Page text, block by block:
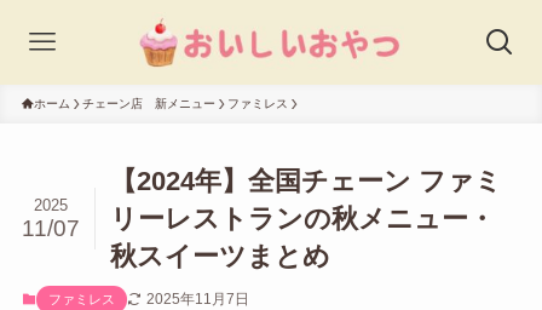
ホーム チェーン店 新メニュー ファミレス
【2024年】全国チェーン ファミ
リーレストランの秋メニュー・
秋スイーツまとめ
2025
11/07
ファミレス 2025年11月7日